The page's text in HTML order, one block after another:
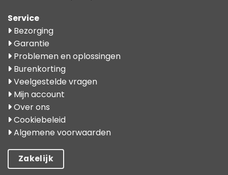
Service
Bezorging
Garantie
Problemen en oplossingen
Burenkorting
Veelgestelde vragen
Mijn account
Over ons
Cookiebeleid
Algemene voorwaarden
Zakelijk